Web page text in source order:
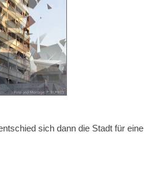
sich dann die Stadt für eine